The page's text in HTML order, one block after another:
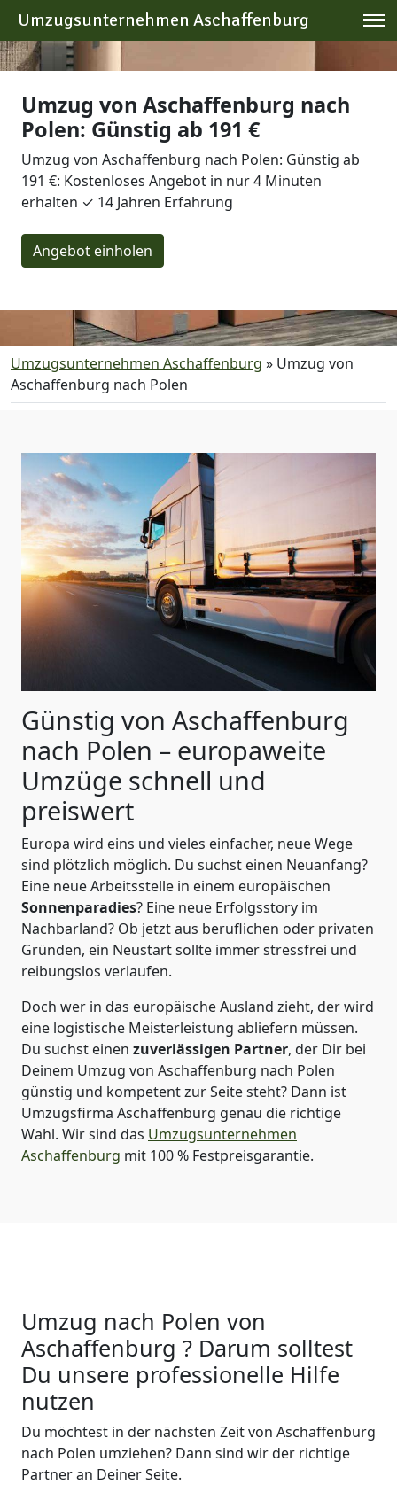
Umzugsunternehmen Aschaffenburg
Umzug von Aschaffenburg nach
Polen: Günstig ab 191 €
Umzug von Aschaffenburg nach Polen: Günstig ab
191 €: Kostenloses Angebot in nur 4 Minuten
erhalten ✓ 14 Jahren Erfahrung
Angebot einholen
Umzugsunternehmen Aschaffenburg » Umzug von
Aschaffenburg nach Polen
Günstig von Aschaffenburg
nach Polen – europaweite
Umzüge schnell und
preiswert
Europa wird eins und vieles einfacher, neue Wege
sind plötzlich möglich. Du suchst einen Neuanfang?
Eine neue Arbeitsstelle in einem europäischen
Sonnenparadies? Eine neue Erfolgsstory im
Nachbarland? Ob jetzt aus beruflichen oder privaten
Gründen, ein Neustart sollte immer stressfrei und
reibungslos verlaufen.
Doch wer in das europäische Ausland zieht, der wird
eine logistische Meisterleistung abliefern müssen.
Du suchst einen zuverlässigen Partner, der Dir bei
Deinem Umzug von Aschaffenburg nach Polen
günstig und kompetent zur Seite steht? Dann ist
Umzugsfirma Aschaffenburg genau die richtige
Wahl. Wir sind das Umzugsunternehmen
Aschaffenburg mit 100 % Festpreisgarantie.
Umzug nach Polen von
Aschaffenburg ? Darum solltest
Du unsere professionelle Hilfe
nutzen
Du möchtest in der nächsten Zeit von Aschaffenburg
nach Polen umziehen? Dann sind wir der richtige
Partner an Deiner Seite.